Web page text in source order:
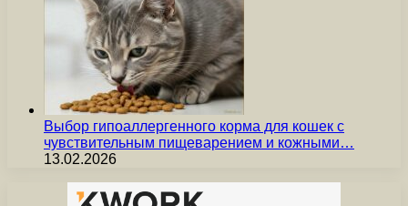
Выбор гипоаллергенного корма для кошек с
чувствительным пищеварением и кожными…
13.02.2026